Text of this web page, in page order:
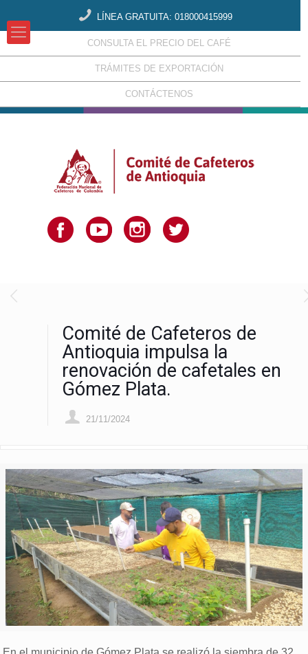
LÍNEA GRATUITA: 018000415999
CONSULTA EL PRECIO DEL CAFÉ
TRÁMITES DE EXPORTACIÓN
CONTÁCTENOS
Comité de Cafeteros de
Antioquia impulsa la
renovación de cafetales en
Gómez Plata.
21/11/2024